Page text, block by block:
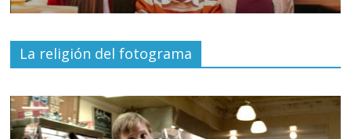
La religión del fotograma